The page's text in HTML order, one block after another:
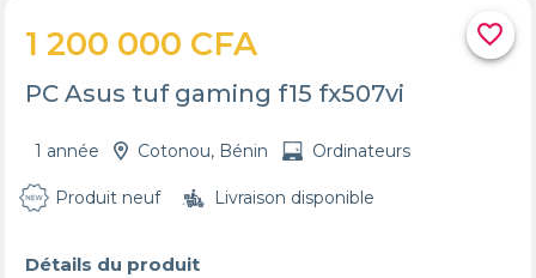
favorite_border
1 200 000 CFA
PC Asus tuf gaming f15 fx507vi
1 année Cotonou, Bénin Ordinateurs
Produit neuf Livraison disponible
Détails du produit